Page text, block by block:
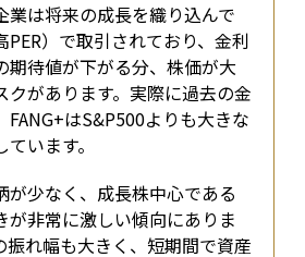
業は将来の成長を織り込んで
）で取引されており、金利
期待値が下がる分、株価が大
クがあります。実際に過去の金
FANG+はS&P500よりも大きな
います。
が少なく、成長株中心である
が非常に激しい傾向にありま
振れ幅も大きく、短期間で資産